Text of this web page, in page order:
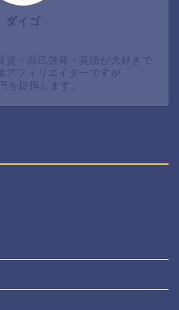
ダイゴ
資・自己啓発・英語が大好きで
フィリエイターですが、
を目指します。